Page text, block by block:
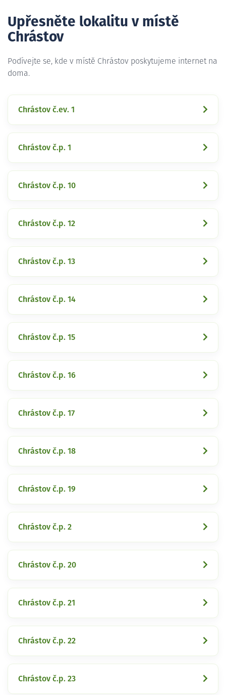
Upřesněte lokalitu v místě
Chrástov
Podívejte se, kde v místě Chrástov poskytujeme internet na
doma.
Chrástov č.ev. 1
Chrástov č.p. 1
Chrástov č.p. 10
Chrástov č.p. 12
Chrástov č.p. 13
Chrástov č.p. 14
Chrástov č.p. 15
Chrástov č.p. 16
Chrástov č.p. 17
Chrástov č.p. 18
Chrástov č.p. 19
Chrástov č.p. 2
Chrástov č.p. 20
Chrástov č.p. 21
Chrástov č.p. 22
Chrástov č.p. 23